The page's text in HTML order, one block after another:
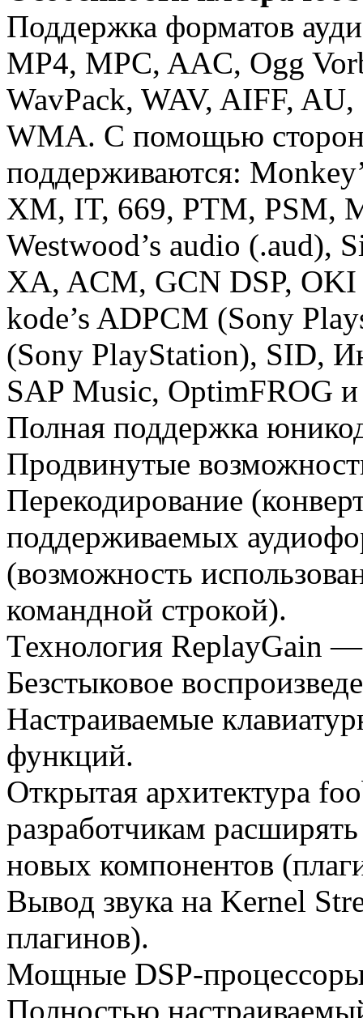
Поддержка форматов
MP4, MPC, AAC, Ogg
WavPack, WAV, AIFF,
WMA. С помощью
поддерживаются:
XM, IT, 669, PTM, PSM,
Westwood’s audio (.aud),
XA, ACM, GCN DSP,
kode’s ADPCM (Sony
(Sony PlayStation), SID,
SAP Music, OptimFROG
Полная поддержка
Продвинутые
Перекодирование
поддерживаемых
(возможность
командной строкой).
Технология ReplayGain —
Безстыковое
Настраиваемые
функций.
Открытая архитектура
разработчикам
новых компонентов
Вывод звука на Kernel
плагинов).
Мощные DSP-
Полностью